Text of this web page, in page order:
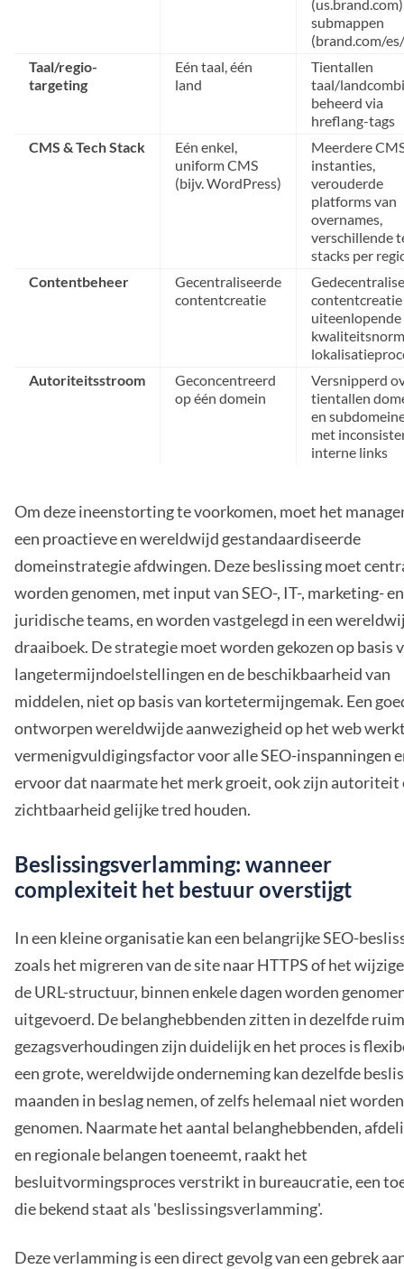
submappen
(brand.com/
Taal/regio-
targeting
Eén taal, één
land
Tientallen
taal/
beheerd via
hreflang-tags
CMS & Tech Stack
Eén enkel,
uniform CMS
(bijv. WordPress)
Meerdere
instanties,
verouderde
platforms van
overnames,
verschillende
stacks per
Contentbeheer
Gecentraliseerde
contentcreatie
uiteenlopende
Autoriteitsstroom
Geconcentreerd
op één domein
Versnipperd
tientallen
en
met
interne links
Om deze ineenstorting te voorkomen, moet het
een proactieve en wereldwijd gestandaardiseerde
domeinstrategie afdwingen. Deze beslissing moet
worden genomen, met input van SEO-, IT-, marketing- en
juridische teams, en worden vastgelegd in een
draaiboek. De strategie moet worden gekozen op basis
langetermijndoelstellingen en de beschikbaarheid van
middelen, niet op basis van kortetermijngemak. Een
ontworpen wereldwijde aanwezigheid op het web
vermenigvuldigingsfactor voor alle SEO-inspanningen
ervoor dat naarmate het merk groeit, ook zijn autoriteit
zichtbaarheid gelijke tred houden.
Beslissingsverlamming: wanneer
complexiteit het bestuur overstijgt
In een kleine organisatie kan een belangrijke SEO-
zoals het migreren van de site naar HTTPS of het
de URL-structuur, binnen enkele dagen worden
uitgevoerd. De belanghebbenden zitten in dezelfde
gezagsverhoudingen zijn duidelijk en het proces is
een grote, wereldwijde onderneming kan dezelfde
maanden in beslag nemen, of zelfs helemaal niet worden
genomen. Naarmate het aantal belanghebbenden,
en regionale belangen toeneemt, raakt het
besluitvormingsproces verstrikt in bureaucratie, een
die bekend staat als 'beslissingsverlamming'.
Deze verlamming is een direct gevolg van een gebrek